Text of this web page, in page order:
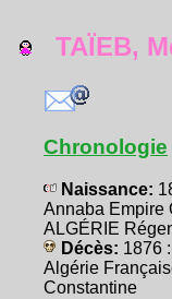
TAÏEB,
Chronologie
Naissance:
Annaba Empire
ALGÉRIE
Décès: 1876
Algérie
Constantine